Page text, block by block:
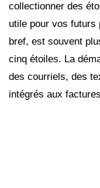
collectionner des
utile pour vos futurs
bref, est souvent
cinq étoiles. La
des courriels, des
intégrés aux